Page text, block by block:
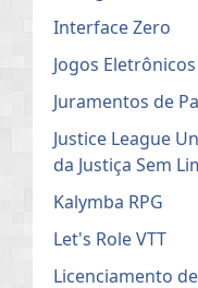
Interface Zero
Jogos Eletrônicos
Juramentos de
Justice League
da Justiça Sem
Kalymba RPG
Let's Role VTT
Licenciamento